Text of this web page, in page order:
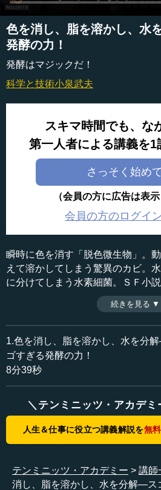
色を消し、脂を溶かし、水
発酵の力！
発酵はマジックだ！
科学と技術小泉武夫
スキマ時間でも、な
第一人者による講義を1
さっそく始め
（会員の方に広告は表
会員の方のログイ
瞬時に色を消す「脱色微生物」。
えて溶かしてしまう驚異のカビ。
に分けてしまう水素細菌。ＳＦ小
も実在する微生物の「発酵の力」
食文化評論家で東京農業大学名誉
酵の力」を語る。
収録日：2016年2月4日
追加日：2016年3月31日
カテゴリー：
科学技術
●微生物は超能力を持っている！
皆さん、こんにちは。小泉武夫で
乳や豆など、いろいろな食品に作
ても素敵な食べ物をつくってくれ
続きを見る ▼
1.色を消し、脂を溶かし、水を分
ゴすぎる発酵の力！
8分39秒
＼テンミニッツ・アカデミ
人生＆仕事に役立つ講義解説を無
テンミニッツ・アカデミー 講師
消し、脂を溶かし、水を分解―ス